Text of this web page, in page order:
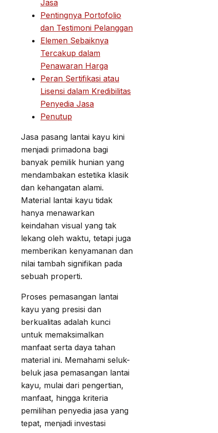
Jasa
Pentingnya Portofolio
dan Testimoni Pelanggan
Elemen Sebaiknya
Tercakup dalam
Penawaran Harga
Peran Sertifikasi atau
Lisensi dalam Kredibilitas
Penyedia Jasa
Penutup
Jasa pasang lantai kayu kini
menjadi primadona bagi
banyak pemilik hunian yang
mendambakan estetika klasik
dan kehangatan alami.
Material lantai kayu tidak
hanya menawarkan
keindahan visual yang tak
lekang oleh waktu, tetapi juga
memberikan kenyamanan dan
nilai tambah signifikan pada
sebuah properti.
Proses pemasangan lantai
kayu yang presisi dan
berkualitas adalah kunci
untuk memaksimalkan
manfaat serta daya tahan
material ini. Memahami seluk-
beluk jasa pemasangan lantai
kayu, mulai dari pengertian,
manfaat, hingga kriteria
pemilihan penyedia jasa yang
tepat, menjadi investasi